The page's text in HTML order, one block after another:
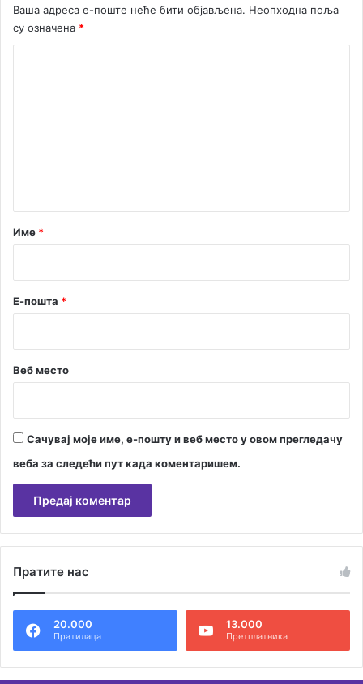
Ваша адреса е-поште неће бити објављена. Неопходна поља
су означена *
р
Име *
Е-пошта *
Веб место
Сачувај моје име, е-пошту и веб место у овом прегледачу
веба за следећи пут када коментаришем.
т
н
Пратите нас
20.000
Пратилаца
13.000
Претплатника